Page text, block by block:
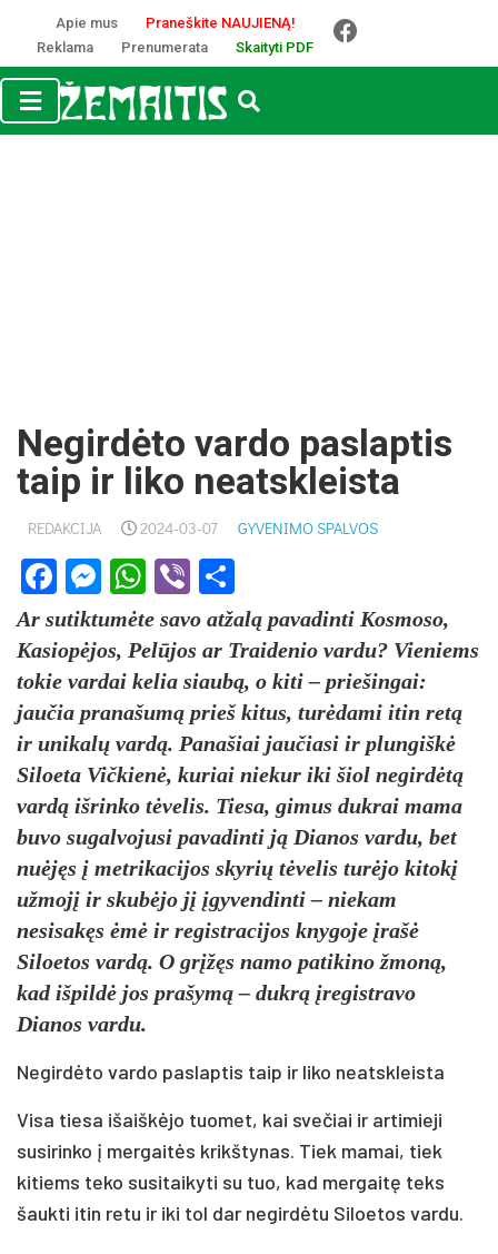
Apie mus
Praneškite NAUJIENĄ!
Reklama
Prenumerata Skaityti PDF
Negirdėto vardo paslaptis
taip ir liko neatskleista
REDAKCIJA 2024-03-07 GYVENIMO SPALVOS
Facebook
Messenger
WhatsApp
Viber
Ar sutiktumėte savo atžalą pavadinti Kosmoso,
Kasiopėjos, Pelūjos ar Traidenio vardu? Vieniems
tokie vardai kelia siaubą, o kiti – priešingai:
jaučia pranašumą prieš kitus, turėdami itin retą
ir unikalų vardą. Panašiai jaučiasi ir plungiškė
Siloeta Vičkienė, kuriai niekur iki šiol negirdėtą
vardą išrinko tėvelis. Tiesa, gimus dukrai mama
buvo sugalvojusi pavadinti ją Dianos vardu, bet
nuėjęs į metrikacijos skyrių tėvelis turėjo kitokį
užmojį ir skubėjo jį įgyvendinti – niekam
nesisakęs ėmė ir registracijos knygoje įrašė
Siloetos vardą. O grįžęs namo patikino žmoną,
kad išpildė jos prašymą – dukrą įregistravo
Dianos vardu.
Negirdėto vardo paslaptis taip ir liko neatskleista
Visa tiesa išaiškėjo tuomet, kai svečiai ir artimieji
susirinko į mergaitės krikštynas. Tiek mamai, tiek
kitiems teko susitaikyti su tuo, kad mergaitę teks
šaukti itin retu ir iki tol dar negirdėtu Siloetos vardu.